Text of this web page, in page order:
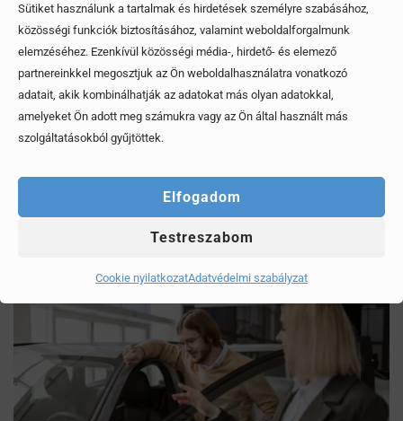
Sütiket használunk a tartalmak és hirdetések személyre szabásához,
közösségi funkciók biztosításához, valamint weboldalforgalmunk
elemzéséhez. Ezenkívül közösségi média-, hirdető- és elemező
partnereinkkel megosztjuk az Ön weboldalhasználatra vonatkozó
adatait, akik kombinálhatják az adatokat más olyan adatokkal,
amelyeket Ön adott meg számukra vagy az Ön által használt más
szolgáltatásokból gyűjtöttek.
Elfogadom
Testreszabom
Cookie nyilatkozatAdatvédelmi szabályzat
Érdekel, elolvasom